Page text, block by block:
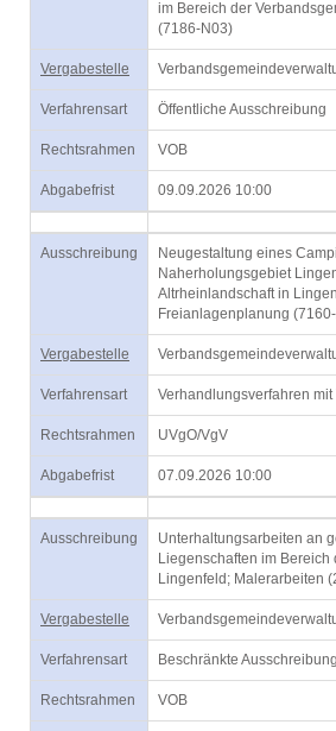
im Bereich der
(7186-N03)
Vergabestelle
Verfahrensart Öffentliche Ausschreibung
Rechtsrahmen VOB
Abgabefrist 09.09.2026 10:00
Ausschreibung
Neugestaltung eines
Naherholungsgebiet
Altrheinlandschaft in
Freianlagenplanung
Vergabestelle
Verfahrensart Verhandlungsverfahren
Rechtsrahmen UVgO/VgV
Abgabefrist 07.09.2026 10:00
Ausschreibung
Unterhaltungsarbeiten an
Liegenschaften im
Lingenfeld; Malerarbeiten
Vergabestelle
Verfahrensart Beschränkte Ausschreibung
Rechtsrahmen VOB